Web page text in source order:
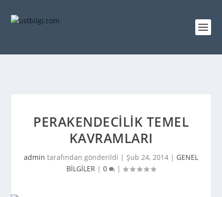
PERAKENDECILIK TEMEL
KAVRAMLARI
admin tarafından gönderildi | Şub 24, 2014 | GENEL
BİLGİLER | 0 |